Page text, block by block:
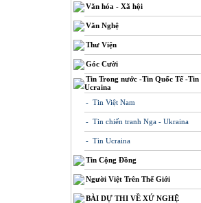
Văn hóa - Xã hội
Văn Nghệ
Thư Viện
Góc Cười
Tin Trong nước -Tin Quốc Tế -Tin
Ucraina
- Tin Việt Nam
- Tin chiến tranh Nga - Ukraina
- Tin Ucraina
Tin Cộng Đồng
Người Việt Trên Thế Giới
BÀI DỰ THI VỀ XỨ NGHỆ